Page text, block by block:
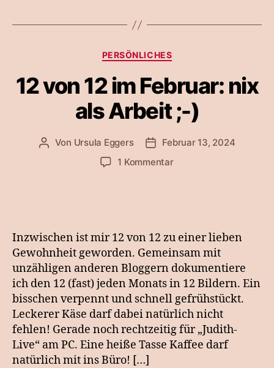
Kategorien
PERSÖNLICHES
12 von 12 im Februar: nix
als Arbeit ;-)
Beitragsautor
Von Ursula Eggers Veröffentlichungsdatum
Februar 13, 2024
1 Kommentarzu
nix
als
Arbeit
;-)
Inzwischen ist mir 12 von 12 zu einer lieben
Gewohnheit geworden. Gemeinsam mit
unzähligen anderen Bloggern dokumentiere
ich den 12 (fast) jeden Monats in 12 Bildern. Ein
bisschen verpennt und schnell gefrühstückt.
Leckerer Käse darf dabei natürlich nicht
fehlen! Gerade noch rechtzeitig für „Judith-
Live“ am PC. Eine heiße Tasse Kaffee darf
natürlich mit ins Büro! […]